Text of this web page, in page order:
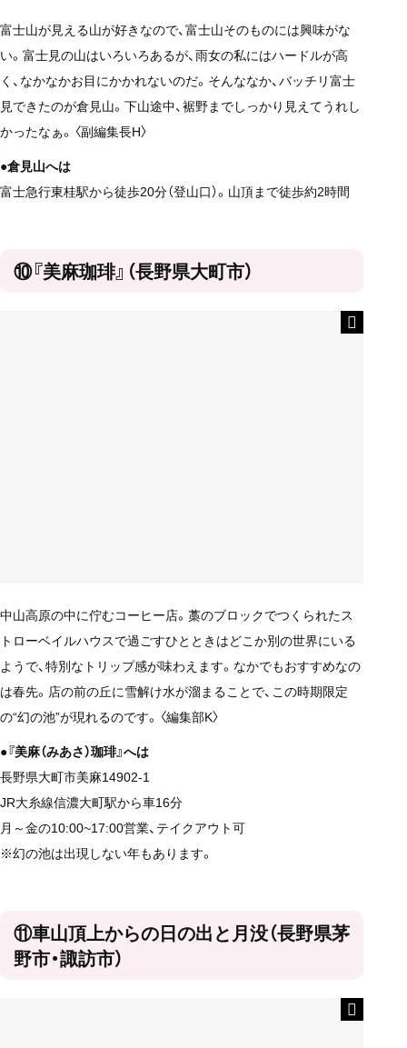
富士山が見える山が好きなので、富士山そのものには興味がな
い。富士見の山はいろいろあるが、雨女の私にはハードルが高
く、なかなかお目にかかれないのだ。そんななか、バッチリ富士
見できたのが倉見山。下山途中、裾野までしっかり見えてうれし
かったなぁ。〈副編集長H〉
●倉見山へは
富士急行東桂駅から徒歩20分（登山口）。山頂まで徒歩約2時間
⑩『美麻珈琲』（長野県大町市）
中山高原の中に佇むコーヒー店。藁のブロックでつくられたス
トローベイルハウスで過ごすひとときはどこか別の世界にいる
ようで、特別なトリップ感が味わえます。なかでもおすすめなの
は春先。店の前の丘に雪解け水が溜まることで、この時期限定
の“幻の池”が現れるのです。〈編集部K〉
●『美麻（みあさ）珈琲』へは
長野県大町市美麻14902-1
JR大糸線信濃大町駅から車16分
月～金の10:00~17:00営業、テイクアウト可
※幻の池は出現しない年もあります。
⑪車山頂上からの日の出と月没（長野県茅
野市・諏訪市）